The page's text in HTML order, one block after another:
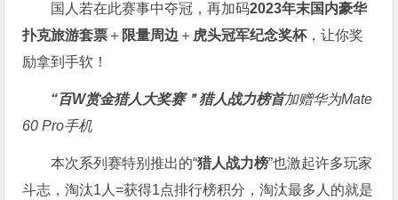
国人若在此赛事中夺冠，再加码2023年末国内豪华
扑克旅游套票 ＋ 限量周边 ＋ 虎头冠军纪念奖杯，让你奖
励拿到手软！
“百W赏金猎人大奖赛＂猎人战力榜首加赠华为Mate
60 Pro手机
本次系列赛特别推出的“猎人战力榜”也激起许多玩家
斗志，淘汰1人=获得1点排行榜积分，淘汰最多人的就是